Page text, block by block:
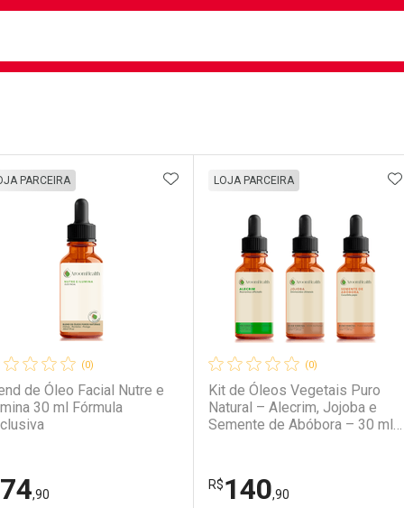
(0)
de Óleo Facial Nutre e
30 ml Fórmula
PARCEIRA
74,90
ADICIONAR AOS FAVORITOS
(0)
Kit de Óleos Vegetais Puro
Natural – Alecrim, Jojoba e
Semente de Abóbora – 30 ml
LOJA PARCEIRA
R$140,90